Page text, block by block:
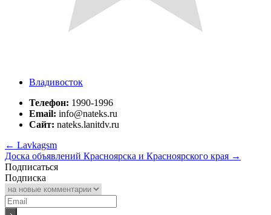
Владивосток
Телефон: 1990-1996
Email: info@nateks.ru
Сайт: nateks.lanitdv.ru
← Lavkagsm
Доска объявлений Красноярска и Красноярского края →
Подписаться
Подписка